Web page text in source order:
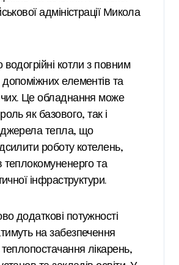
адміністрації Микола
водогрійні котли з повним
елементів та
Це обладнання може
як базового, так і
джерела тепла, що
роботу котелень,
теплокомуненерго та
інфраструктури.
додаткові потужності
на забезпечення
теплопостачання лікарень,